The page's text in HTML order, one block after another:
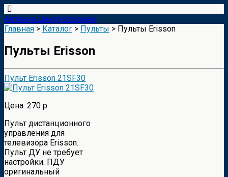
Антенна Центр Воронеж
Главная > Каталог > Пульты > Пульты Erisson
Пульты Erisson
Пульт Erisson 21SF30
Цена: 270 р
Пульт дистанционного
управления для
телевизора Erisson.
Пульт ДУ не требует
настройки. ПДУ
оригинальный